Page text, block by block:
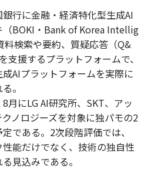
行に金融・経済特化型生成AI
（BOKI・Bank of Korea Intellig
検索や要約、質疑応答（Q&
支援するプラットフォームで、
AIプラットフォームを実際に
。
月にLG AI研究所、SKT、アッ
ノロジーズを対象に独パモの2
である。2次段階評価では、
能だけでなく、技術の独自性
見込みである。